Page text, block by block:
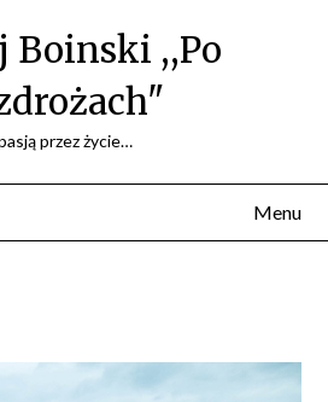
Boinski ,,Po
przez życie…
Menu